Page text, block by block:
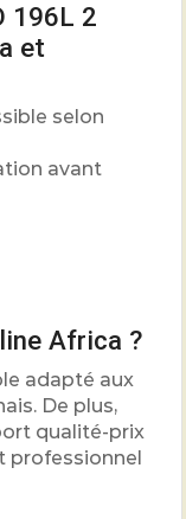
196L 2
et
selon
avant
Africa ?
adapté aux
De plus,
qualité-prix
professionnel